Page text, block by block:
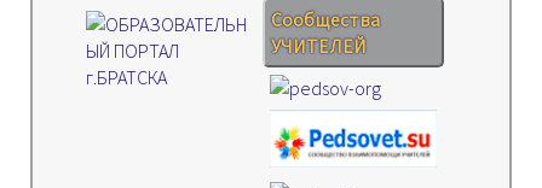
Сообщества
УЧИТЕЛЕЙ